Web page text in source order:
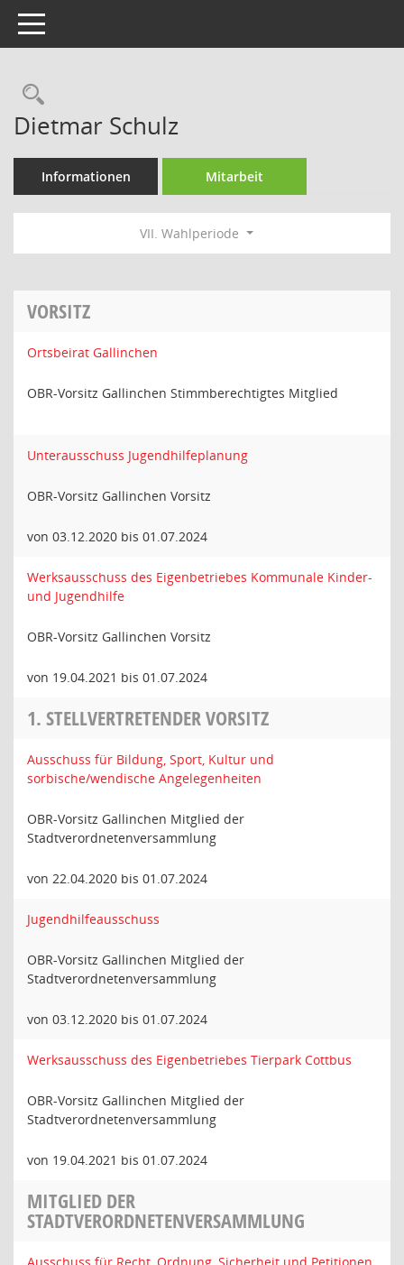
Toggle navigation
Rechercheauswahl
Dietmar Schulz
Informationen Mitarbeit
VII. Wahlperiode
VORSITZ
Ortsbeirat Gallinchen
OBR-Vorsitz Gallinchen Stimmberechtigtes Mitglied
Unterausschuss Jugendhilfeplanung
OBR-Vorsitz Gallinchen Vorsitz
von 03.12.2020 bis 01.07.2024
Werksausschuss des Eigenbetriebes Kommunale Kinder-
und Jugendhilfe
OBR-Vorsitz Gallinchen Vorsitz
von 19.04.2021 bis 01.07.2024
1. STELLVERTRETENDER VORSITZ
Ausschuss für Bildung, Sport, Kultur und
sorbische/wendische Angelegenheiten
OBR-Vorsitz Gallinchen Mitglied der
Stadtverordnetenversammlung
von 22.04.2020 bis 01.07.2024
Jugendhilfeausschuss
OBR-Vorsitz Gallinchen Mitglied der
Stadtverordnetenversammlung
von 03.12.2020 bis 01.07.2024
Werksausschuss des Eigenbetriebes Tierpark Cottbus
OBR-Vorsitz Gallinchen Mitglied der
Stadtverordnetenversammlung
von 19.04.2021 bis 01.07.2024
MITGLIED DER
STADTVERORDNETENVERSAMMLUNG